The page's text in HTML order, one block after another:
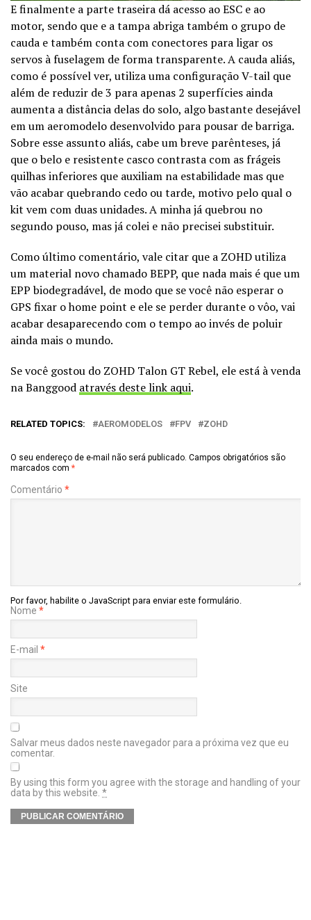
E finalmente a parte traseira dá acesso ao ESC e ao
motor, sendo que e a tampa abriga também o grupo de
cauda e também conta com conectores para ligar os
servos à fuselagem de forma transparente. A cauda aliás,
como é possível ver, utiliza uma configuração V-tail que
além de reduzir de 3 para apenas 2 superfícies ainda
aumenta a distância delas do solo, algo bastante desejável
em um aeromodelo desenvolvido para pousar de barriga.
Sobre esse assunto aliás, cabe um breve parênteses, já
que o belo e resistente casco contrasta com as frágeis
quilhas inferiores que auxiliam na estabilidade mas que
vão acabar quebrando cedo ou tarde, motivo pelo qual o
kit vem com duas unidades. A minha já quebrou no
segundo pouso, mas já colei e não precisei substituir.
Como último comentário, vale citar que a ZOHD utiliza
um material novo chamado BEPP, que nada mais é que um
EPP biodegradável, de modo que se você não esperar o
GPS fixar o home point e ele se perder durante o vôo, vai
acabar desaparecendo com o tempo ao invés de poluir
ainda mais o mundo.
Se você gostou do ZOHD Talon GT Rebel, ele está à venda
na Banggood através deste link aqui.
RELATED TOPICS: AEROMODELOS FPV ZOHD
O seu endereço de e-mail não será publicado. Campos obrigatórios são
marcados com *
Comentário *
Por favor, habilite o JavaScript para enviar este formulário.
Nome *
E-mail *
Site
Salvar meus dados neste navegador para a próxima vez que eu
comentar.
By using this form you agree with the storage and handling of your
data by this website. *